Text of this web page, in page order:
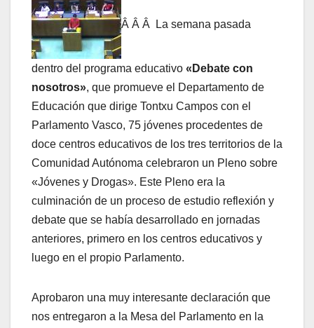
Â Â Â La semana pasada
dentro del programa educativo «Debate con
nosotros», que promueve el Departamento de
Educación que dirige Tontxu Campos con el
Parlamento Vasco, 75 jóvenes procedentes de
doce centros educativos de los tres territorios de la
Comunidad Autónoma celebraron un Pleno sobre
«Jóvenes y Drogas». Este Pleno era la
culminación de un proceso de estudio reflexión y
debate que se habí­a desarrollado en jornadas
anteriores, primero en los centros educativos y
luego en el propio Parlamento.
Aprobaron una muy interesante declaración que
nos entregaron a la Mesa del Parlamento en la